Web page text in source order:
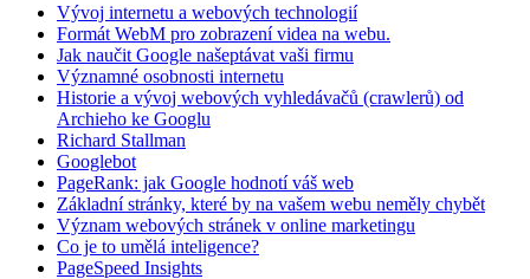
Vývoj internetu a webových technologií
Formát WebM pro zobrazení videa na webu.
Jak naučit Google našeptávat vaši firmu
Významné osobnosti internetu
Historie a vývoj webových vyhledávačů (crawlerů) od
Archieho ke Googlu
Richard Stallman
Googlebot
PageRank: jak Google hodnotí váš web
Základní stránky, které by na vašem webu neměly chybět
Význam webových stránek v online marketingu
Co je to umělá inteligence?
PageSpeed Insights